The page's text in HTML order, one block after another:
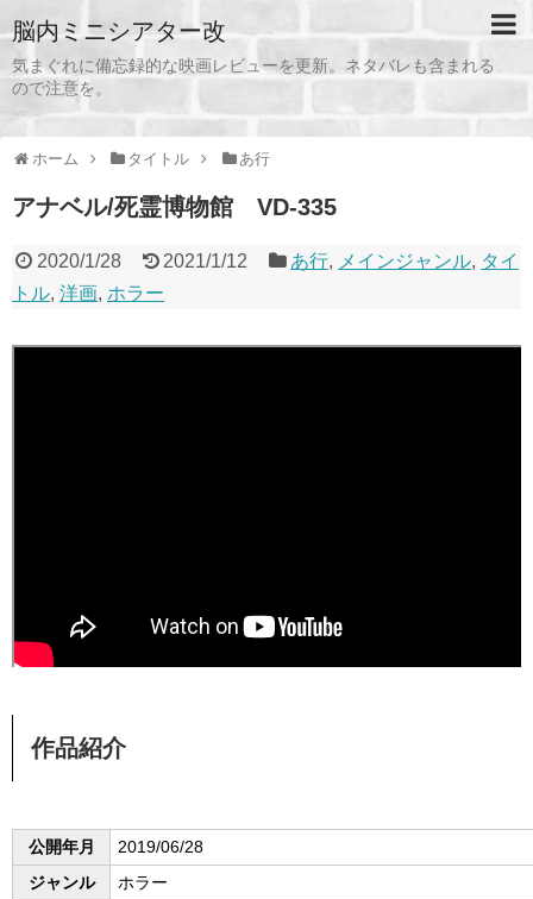
脳内ミニシアター改
気まぐれに備忘録的な映画レビューを更新。ネタバレも含まれる
ので注意を。
ホーム タイトル あ行
アナベル/死霊博物館 VD-335
2020/1/28 2021/1/12 あ行, メインジャンル, タイ
トル, 洋画, ホラー
作品紹介
公開年月
2019/06/28
ジャンル
ホラー